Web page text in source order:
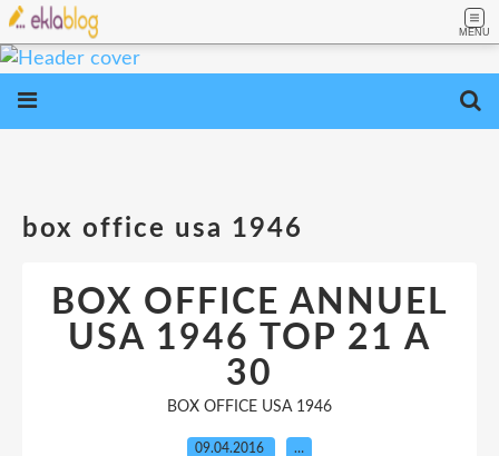
MENU
box office usa 1946
BOX OFFICE ANNUEL
USA 1946 TOP 21 A
30
BOX OFFICE USA 1946
09.04.2016 …